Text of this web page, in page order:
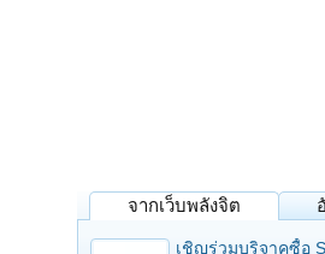
จากเว็บพลังจิต
เชิญร่วมบริจาคซื้อ